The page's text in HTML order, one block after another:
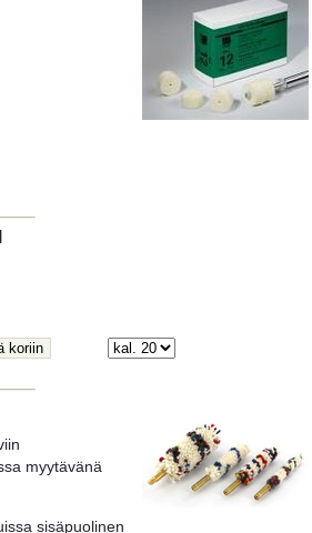
myytävänä
sisäpuolinen